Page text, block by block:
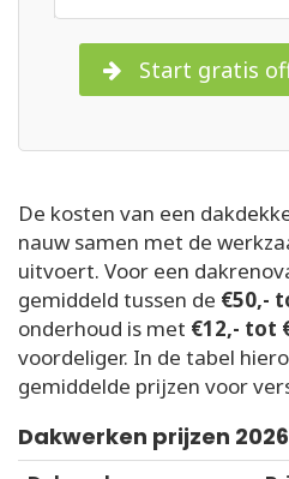
Start gratis
De kosten van een
nauw samen met de
uitvoert. Voor een
gemiddeld tussen de €50,-
onderhoud is met €12,- tot
voordeliger. In de tabel
gemiddelde prijzen voor
Dakwerken prijzen 2026